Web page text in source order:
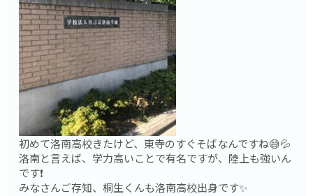
初めて洛南高校きたけど、東寺のすぐそばなんですね😅💦
洛南と言えば、学力高いことで有名ですが、陸上も強いん
です❗️
みなさんご存知、桐生くんも洛南高校出身です✨